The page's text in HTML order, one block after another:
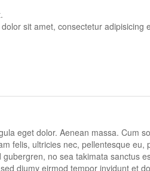
sit amet, consectetur adipisicing
eget dolor. Aenean massa. Cum
felis, ultricies nec, pellentesque eu,
no sea takimata sanctus
diumy eirmod tempor invidunt et